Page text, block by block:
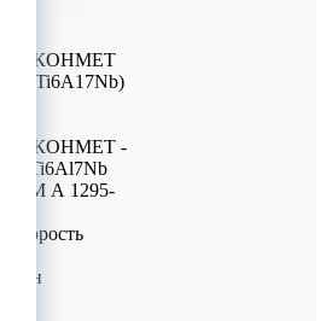
КОНМЕТ
Ti6A17Nb)
КОНМЕТ -
Ti6Al7Nb
А 1295-
скорость
мин